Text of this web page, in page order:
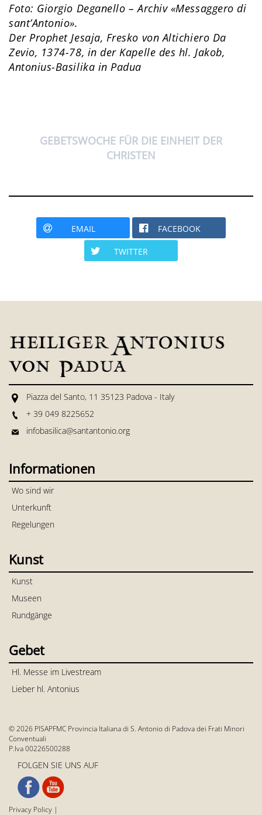
Foto: Giorgio Deganello – Archiv «Messaggero di
sant’Antonio».
Der Prophet Jesaja, Fresko von Altichiero Da
Zevio, 1374-78, in der Kapelle des hl. Jakob,
Antonius-Basilika in Padua
GEBETSWOCHE FÜR DIE EINHEIT DER
CHRISTEN
EMAIL FACEBOOK
TWITTER
Piazza del Santo, 11 35123 Padova - Italy
+ 39 049 8225652
infobasilica@santantonio.org
Informationen
Wo sind wir
Unterkunft
Regelungen
Kunst
Kunst
Museen
Rundgänge
Gebet
Hl. Messe im Livestream
Lieber hl. Antonius
© 2026 PISAPFMC Provincia Italiana di S. Antonio di Padova dei Frati Minori
Conventuali
P.Iva 00226500288
FOLGEN SIE UNS AUF
Privacy Policy |